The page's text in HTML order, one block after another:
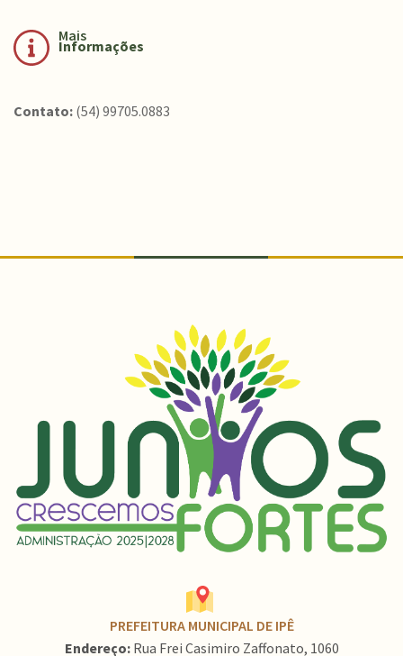
Mais
Informações
Contato: (54) 99705.0883
PREFEITURA MUNICIPAL DE IPÊ
Endereço: Rua Frei Casimiro Zaffonato, 1060